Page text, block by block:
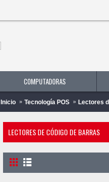
COMPUTADORAS
Inicio Tecnología POS Lectores
LECTORES DE CÓDIGO DE BARRAS